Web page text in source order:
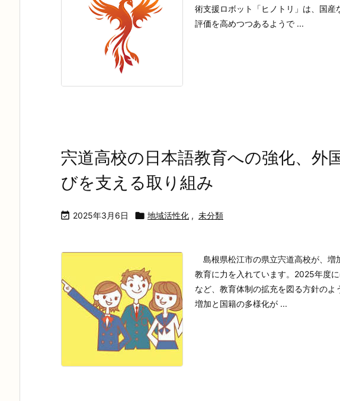
術支援ロボット「ヒノトリ」は、国
評価を高めつつあるようで ...
宍道高校の日本語教育への強化、外
びを支える取り組み
 2025年3月6日  地域活性化 , 未分類
島根県松江市の県立宍道高校が、増
教育に力を入れています。2025年度
など、教育体制の拡充を図る方針の
増加と国籍の多様化が ...